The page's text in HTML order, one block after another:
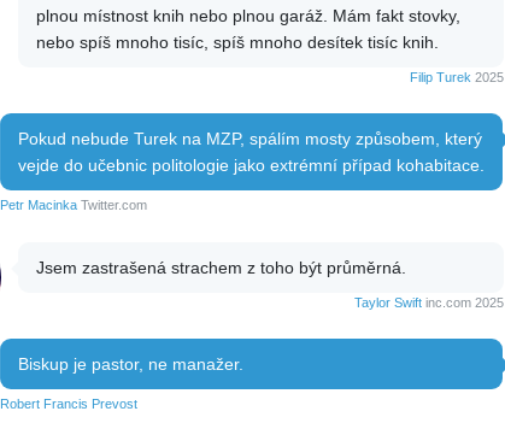
plnou místnost knih nebo plnou garáž. Mám fakt stovky,
nebo spíš mnoho tisíc, spíš mnoho desítek tisíc knih.
Filip Turek 2025
Pokud nebude Turek na MZP, spálím mosty způsobem, který
vejde do učebnic politologie jako extrémní případ kohabitace.
Petr MacinkaTwitter.com
Jsem zastrašená strachem z toho být průměrná.
Taylor Swiftinc.com 2025
Biskup je pastor, ne manažer.
Robert Francis Prevost